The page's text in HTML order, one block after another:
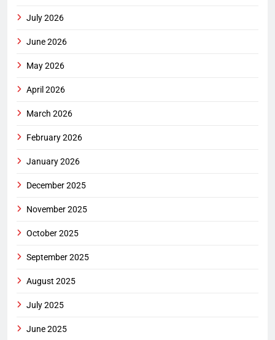
July 2026
June 2026
May 2026
April 2026
March 2026
February 2026
January 2026
December 2025
November 2025
October 2025
September 2025
August 2025
July 2025
June 2025